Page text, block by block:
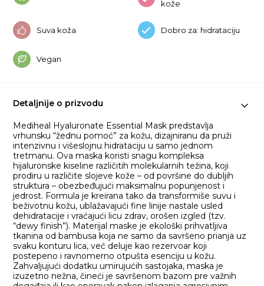
kože
Suva koža Dobro za: hidrataciju
Vegan
Detaljnije o prizvodu
Mediheal Hyaluronate Essential Mask predstavlja
vrhunsku “žednu pomoć” za kožu, dizajniranu da pruži
intenzivnu i višeslojnu hidrataciju u samo jednom
tretmanu. Ova maska koristi snagu kompleksa
hijaluronske kiseline različitih molekularnih težina, koji
prodiru u različite slojeve kože – od površine do dubljih
struktura – obezbeđujući maksimalnu popunjenost i
jedrost. Formula je kreirana tako da transformiše suvu i
beživotnu kožu, ublažavajući fine linije nastale usled
dehidratacije i vraćajući licu zdrav, orošen izgled (tzv.
“dewy finish”). Materijal maske je ekološki prihvatljiva
tkanina od bambusa koja ne samo da savršeno prianja uz
svaku konturu lica, već deluje kao rezervoar koji
postepeno i ravnomerno otpušta esenciju u kožu.
Zahvaljujući dodatku umirujućih sastojaka, maska je
izuzetno nežna, čineći je savršenom bazom pre važnih